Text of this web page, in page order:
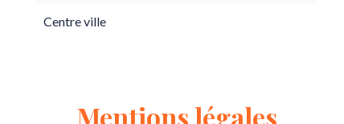
Centre ville
Mentions légales